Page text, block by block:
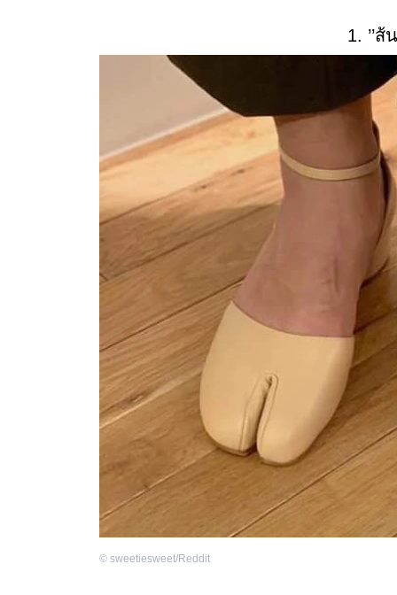
1. ’’ส้
© sweetiesweet/Reddit